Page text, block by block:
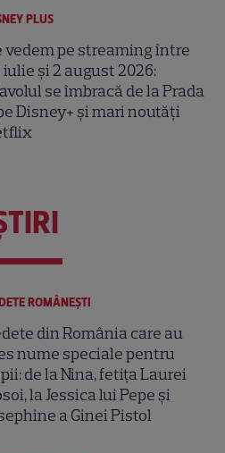
PLUS
vedem pe streaming între
iulie și 2 august 2026:
se îmbracă de la Prada
Disney+ și mari noutăți
ROMÂNEŞTI
din România care au
nume speciale pentru
de la Nina, fetița Laurei
la Jessica lui Pepe și
a Ginei Pistol